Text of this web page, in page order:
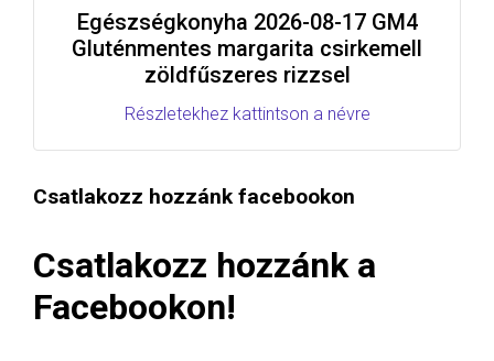
Egészségkonyha 2026-08-17 GM4
Gluténmentes margarita csirkemell
zöldfűszeres rizzsel
Részletekhez kattintson a névre
Csatlakozz hozzánk facebookon
Csatlakozz hozzánk a
Facebookon!